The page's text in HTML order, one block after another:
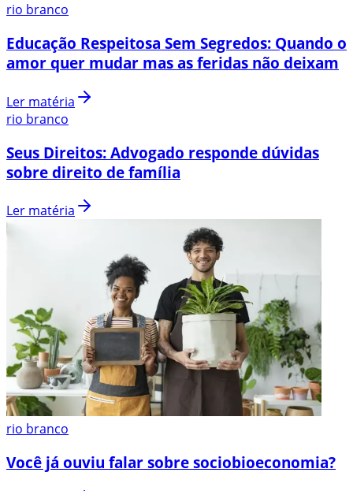
rio branco
Educação Respeitosa Sem Segredos: Quando o
amor quer mudar mas as feridas não deixam
Ler matéria
rio branco
Seus Direitos: Advogado responde dúvidas
sobre direito de família
Ler matéria
rio branco
Você já ouviu falar sobre sociobioeconomia?